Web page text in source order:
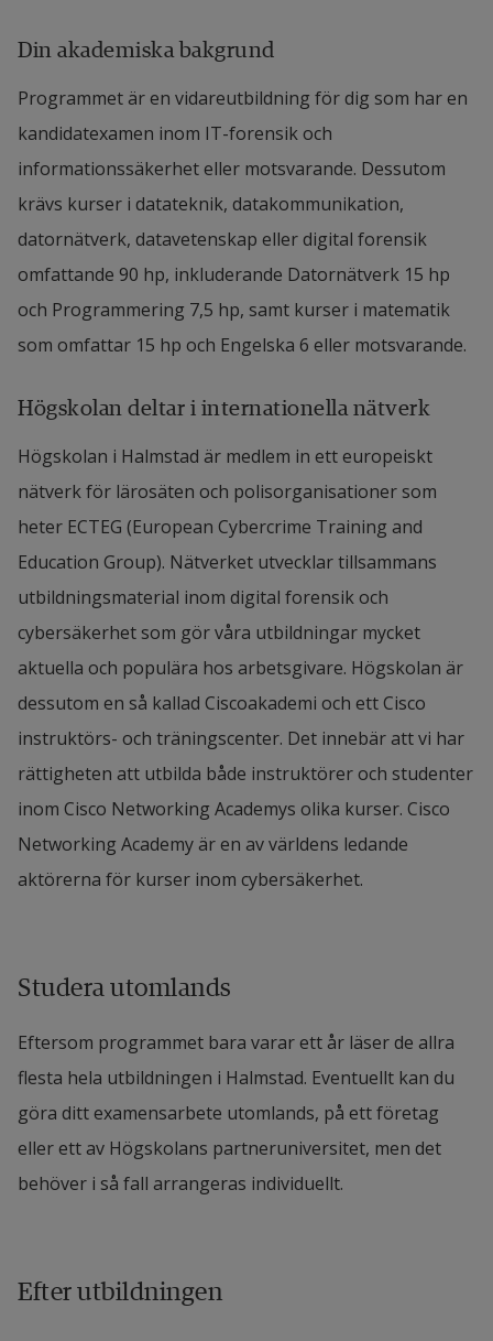
Din akademiska bakgrund
Programmet är en vidareutbildning för dig som har en
kandidatexamen inom IT-forensik och
informationssäkerhet eller motsvarande. Dessutom
krävs kurser i datateknik, datakommunikation,
datornätverk, datavetenskap eller digital forensik
omfattande 90 hp, inkluderande Datornätverk 15 hp
och Programmering 7,5 hp, samt kurser i matematik
som omfattar 15 hp och Engelska 6 eller motsvarande.
Högskolan deltar i internationella nätverk
Högskolan i Halmstad är medlem in ett europeiskt
nätverk för lärosäten och polisorganisationer som
heter ECTEG (European Cybercrime Training and
Education Group). Nätverket utvecklar tillsammans
utbildningsmaterial inom digital forensik och
cybersäkerhet som gör våra utbildningar mycket
aktuella och populära hos arbetsgivare. Högskolan är
dessutom en så kallad Ciscoakademi och ett Cisco
instruktörs- och träningscenter. Det innebär att vi har
rättigheten att utbilda både instruktörer och studenter
inom Cisco Networking Academys olika kurser. Cisco
Networking Academy är en av världens ledande
aktörerna för kurser inom cybersäkerhet.
Studera utomlands
Eftersom programmet bara varar ett år läser de allra
flesta hela utbildningen i Halmstad. Eventuellt kan du
göra ditt examensarbete utomlands, på ett företag
eller ett av Högskolans partneruniversitet, men det
behöver i så fall arrangeras individuellt.
Efter utbildningen